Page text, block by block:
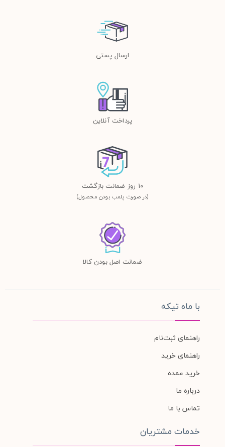
ارسال پستی
پرداخت آنلاین
١٠ روز ضمانت بازگشت
(در صورت پلمب بودن محصول)
ضمانت اصل بودن کالا
با ماه تیکه
راهنمای ثبت‌نام
راهنمای خرید
خرید عمده
درباره ما
تماس با ما
خدمات مشتریان